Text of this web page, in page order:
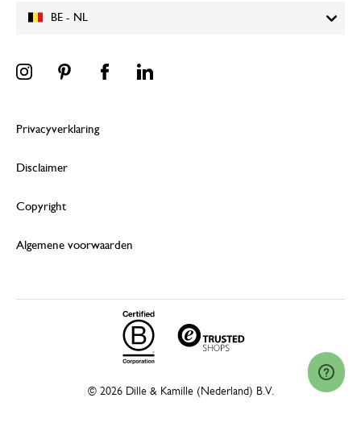
BE - NL
Privacyverklaring
Disclaimer
Copyright
Algemene voorwaarden
© 2026 Dille & Kamille (Nederland) B.V.